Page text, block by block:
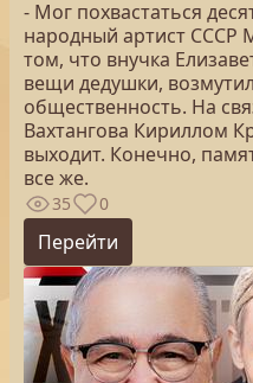
- Мог похвастаться
народный артист СССР
том, что внучка
вещи дедушки,
общественность. На
Вахтангова Кириллом
выходит. Конечно,
все же.
35 0
Перейти